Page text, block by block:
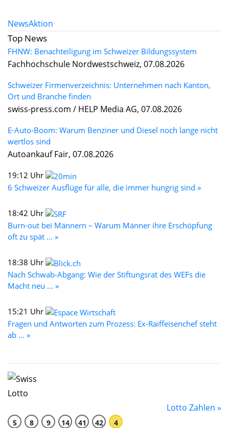
NewsAktion
Top News
FHNW: Benachteiligung im Schweizer Bildungssystem
Fachhochschule Nordwestschweiz, 07.08.2026
Schweizer Firmenverzeichnis: Unternehmen nach Kanton,
Ort und Branche finden
swiss-press.com / HELP Media AG, 07.08.2026
E-Auto-Boom: Warum Benziner und Diesel noch lange nicht
wertlos sind
Autoankauf Fair, 07.08.2026
19:12 Uhr
6 Schweizer Ausflüge für alle, die immer hungrig sind »
18:42 Uhr
Burn-out bei Männern – Warum Männer ihre Erschöpfung
oft zu spät ... »
18:38 Uhr
Nach Schwab-Abgang: Wie der Stiftungsrat des WEFs die
Macht neu ... »
15:21 Uhr
Fragen und Antworten zum Prozess: Ex-Raiffeisenchef steht
ab ... »
Lotto Zahlen »
5 8 9 14 41 42 4